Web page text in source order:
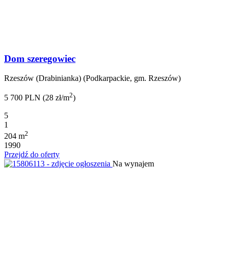
Dom szeregowiec
Rzeszów (Drabinianka) (Podkarpackie, gm. Rzeszów)
5 700 PLN (28 zł/m2)
5
1
204 m2
1990
Przejdź do oferty
Na wynajem